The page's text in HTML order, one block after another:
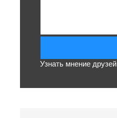
Узнать мнение друзей